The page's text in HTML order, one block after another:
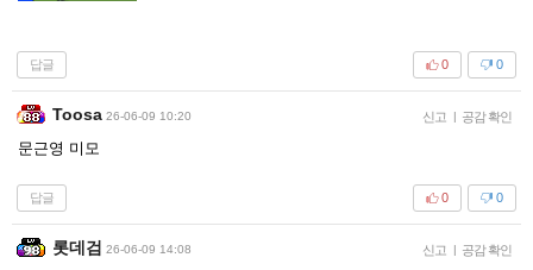
답글 0
0
Toosa 26-06-09 10:20 신고 | 공감 확인
문근영 미모
답글 0
0
롯데검 26-06-09 14:08 신고 | 공감 확인